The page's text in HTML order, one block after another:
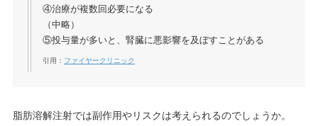
④治療が複数回必要になる
（中略）
⑤投与量が多いと、腎臓に悪影響を及ぼすことがある
引用： ファイヤークリニック
脂肪溶解注射では副作用やリスクは考えられるのでしょうか。